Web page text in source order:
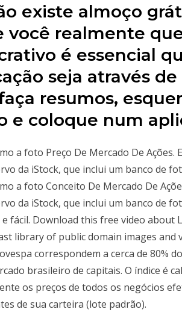
existe almoço
você realmente
é essencial
seja através de
resumos,
e coloque num
a foto Preço De Mercado De Ações.
da iStock, que inclui um banco de
a foto Conceito De Mercado De
da iStock, que inclui um banco de
fácil. Download this free video about
library of public domain images and
correspondem a cerca de 80%
brasileiro de capitais. O índice é
os preços de todos os negócios
de sua carteira (lote padrão).